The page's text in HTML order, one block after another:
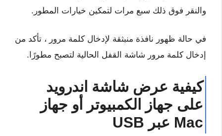
والنقر فوق ذلك سبع مرات لتمكين خيارات المطور.
في حالة ظهور نافذة منبثقة لإدخال كلمة مرور ، تأكد من
إدخال كلمة مرور شاشة القفل الحالية لتصبح مطورًا.
كيفية عرض شاشة اندرويد
على جهاز الكمبيوتر أو جهاز
Mac عبر USB